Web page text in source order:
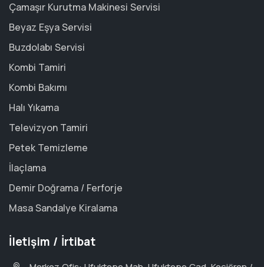
Çamaşır Kurutma Makinesi Servisi
Beyaz Eşya Servisi
Buzdolabı Servisi
Kombi Tamiri
Kombi Bakımı
Halı Yıkama
Televizyon Tamiri
Petek Temizleme
İlaçlama
Demir Doğrama / Ferforje
Masa Sandalye Kiralama
İletişim / İrtibat